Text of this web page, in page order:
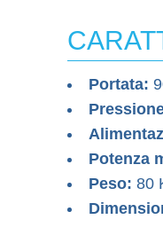
Portata:
Potenza
Peso: 80